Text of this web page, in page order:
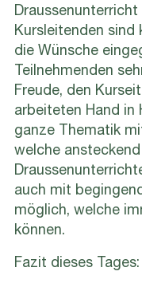
Kursleitenden
die Wünsche
Teilnehmenden
Freude, den
arbeiteten Hand in
ganze Thematik
welche
auch mit
möglich, welche
können.
Fazit dieses Tages: